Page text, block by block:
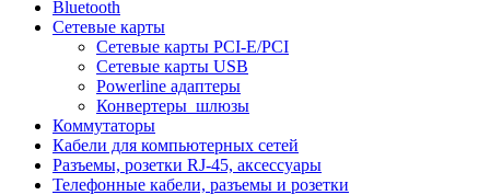
Bluetooth
Сетевые карты
Сетевые карты PCI-E/PCI
Сетевые карты USB
Powerline адаптеры
Конвертеры_шлюзы
Коммутаторы
Кабели для компьютерных сетей
Разъемы, розетки RJ-45, аксессуары
Телефонные кабели, разъемы и розетки